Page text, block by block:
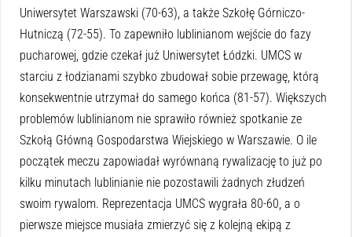
Uniwersytet Warszawski (70-63), a także Szkołę Górniczo-
Hutniczą (72-55). To zapewniło lublinianom wejście do fazy
pucharowej, gdzie czekał już Uniwersytet Łódzki. UMCS w
starciu z łodzianami szybko zbudował sobie przewagę, którą
konsekwentnie utrzymał do samego końca (81-57). Większych
problemów lublinianom nie sprawiło również spotkanie ze
Szkołą Główną Gospodarstwa Wiejskiego w Warszawie. O ile
początek meczu zapowiadał wyrównaną rywalizację to już po
kilku minutach lublinianie nie pozostawili żadnych złudzeń
swoim rywalom. Reprezentacja UMCS wygrała 80-60, a o
pierwsze miejsce musiała zmierzyć się z kolejną ekipą z